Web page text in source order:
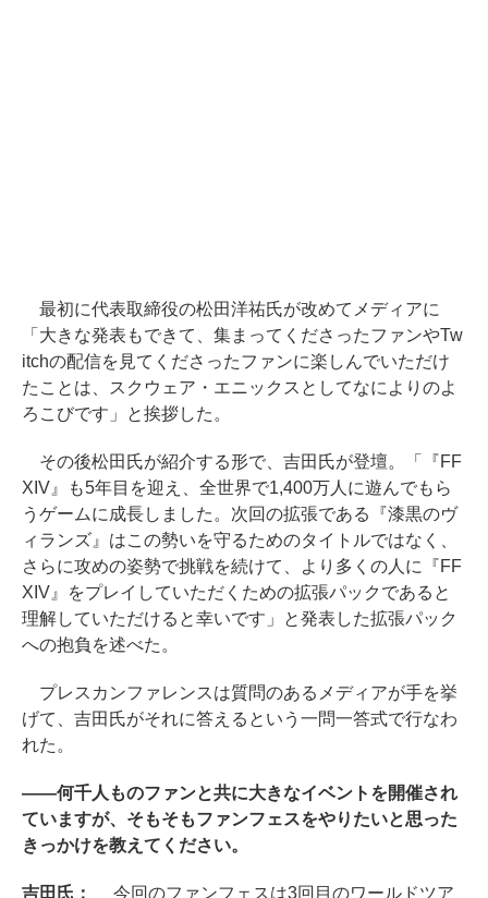
最初に代表取締役の松田洋祐氏が改めてメディアに
「大きな発表もできて、集まってくださったファンやTw
itchの配信を見てくださったファンに楽しんでいただけ
たことは、スクウェア・エニックスとしてなによりのよ
ろこびです」と挨拶した。
その後松田氏が紹介する形で、吉田氏が登壇。「『FF
XIV』も5年目を迎え、全世界で1,400万人に遊んでもら
うゲームに成長しました。次回の拡張である『漆黒のヴ
ィランズ』はこの勢いを守るためのタイトルではなく、
さらに攻めの姿勢で挑戦を続けて、より多くの人に『FF
XIV』をプレイしていただくための拡張パックであると
理解していただけると幸いです」と発表した拡張パック
への抱負を述べた。
プレスカンファレンスは質問のあるメディアが手を挙
げて、吉田氏がそれに答えるという一問一答式で行なわ
れた。
――何千人ものファンと共に大きなイベントを開催され
ていますが、そもそもファンフェスをやりたいと思った
きっかけを教えてください。
吉田氏： 今回のファンフェスは3回目のワールドツア